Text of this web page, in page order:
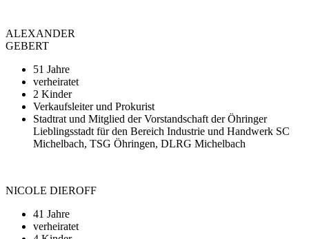
ALEXANDER
GEBERT
51 Jahre
verheiratet
2 Kinder
Verkaufsleiter und Prokurist
Stadtrat und Mitglied der Vorstandschaft der Öhringer
Lieblingsstadt für den Bereich Industrie und Handwerk SC
Michelbach, TSG Öhringen, DLRG Michelbach
NICOLE DIEROFF
41 Jahre
verheiratet